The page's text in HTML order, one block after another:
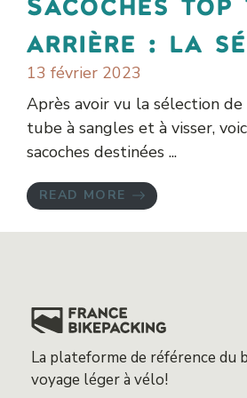
arrière : la
13 février 2023
Après avoir vu la sélection de
tube à sangles et à visser,
sacoches destinées ...
READ MORE
La plateforme de référence du
voyage léger à vélo!